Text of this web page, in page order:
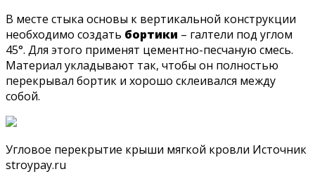
В месте стыка основы к вертикальной конструкции
необходимо создать бортики – галтели под углом
45°. Для этого применят цементно-песчаную смесь.
Материал укладывают так, чтобы он полностью
перекрывал бортик и хорошо склеивался между
собой.
Угловое перекрытие крыши мягкой кровли Источник
stroypay.ru